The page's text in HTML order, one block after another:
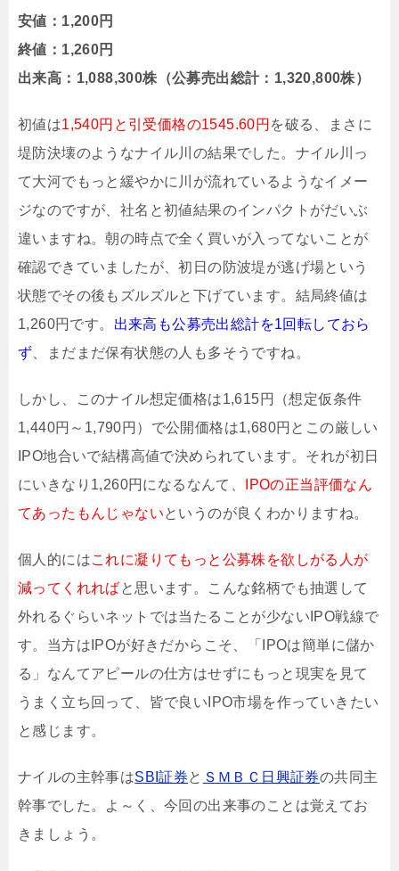
安値：1,200円
終値：1,260円
出来高：1,088,300株（公募売出総計：1,320,800株）
初値は1,540円と引受価格の1545.60円 を破る、まさに
堤防決壊のようなナイル川の結果でした。ナイル川っ
て大河でもっと緩やかに川が流れているようなイメー
ジなのですが、社名と初値結果のインパクトがだいぶ
違いますね。朝の時点で全く買いが入ってないことが
確認できていましたが、初日の防波堤が逃げ場という
状態でその後もズルズルと下げています。結局終値は
1,260円です。 出来高も公募売出総計を1回転しておら
ず 、まだまだ保有状態の人も多そうですね。
しかし、このナイル想定価格は1,615円（想定仮条件
1,440円～1,790円）で公開価格は1,680円とこの厳しい
IPO地合いで結構高値で決められています。それが初日
にいきなり1,260円になるなんて、
IPOの正当評価なん
てあったもんじゃないというのが良くわかりますね。
個人的にはこれに凝りてもっと公募株を欲しがる人が
減ってくれればと思います。こんな銘柄でも抽選して
外れるぐらいネットでは当たることが少ないIPO戦線で
す。当方はIPOが好きだからこそ、「IPOは簡単に儲か
る」なんてアピールの仕方はせずにもっと現実を見て
うまく立ち回って、皆で良いIPO市場を作っていきたい
と感じます。
ナイルの主幹事はSBI証券と ＳＭＢＣ日興証券の共同主
幹事でした。よ～く、今回の出来事のことは覚えてお
きましょう。